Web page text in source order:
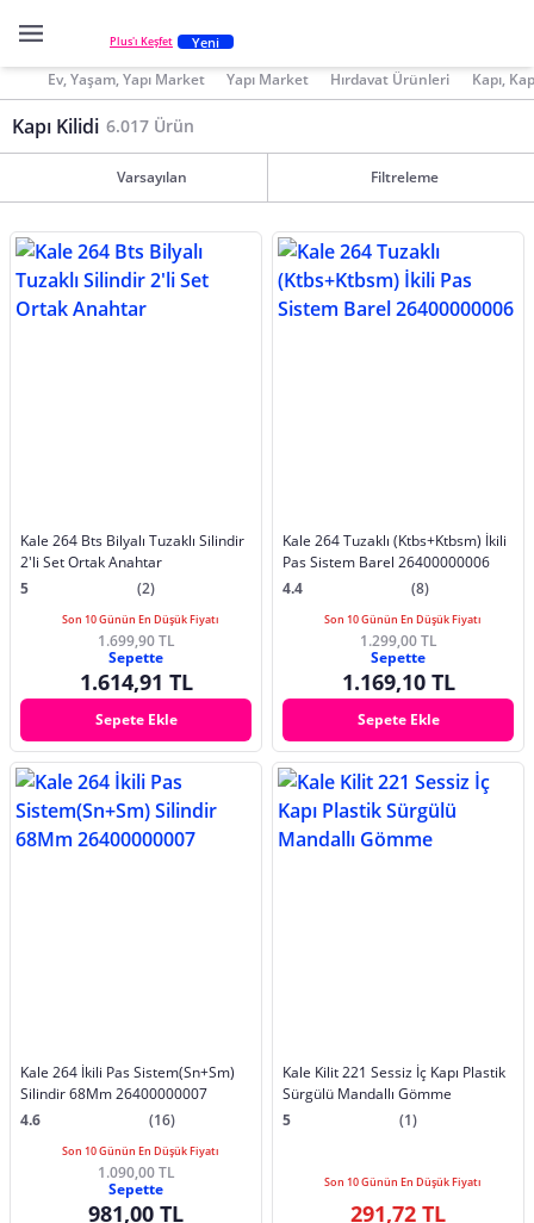
Plus'ı Keşfet Yeni
Ev, Yaşam, Yapı Market Yapı Market Hırdavat Ürünleri Kapı,
Kapı Kilidi 6.017 Ürün
Varsayılan Filtreleme
Kale 264 Bts Bilyalı Tuzaklı Silindir
2'li Set Ortak Anahtar
5
(2)
Son 10 Günün En Düşük Fiyatı
1.699,90 TL
Sepette
1.614,91 TL
Sepete Ekle
Kale 264 Tuzaklı (Ktbs+Ktbsm) İkili
Pas Sistem Barel 26400000006
4.4
(8)
Son 10 Günün En Düşük Fiyatı
1.299,00 TL
Sepette
1.169,10 TL
Sepete Ekle
Kale 264 İkili Pas Sistem(Sn+Sm)
Silindir 68Mm 26400000007
4.6
(16)
Son 10 Günün En Düşük Fiyatı
1.090,00 TL
Sepette
981,00 TL
Kale Kilit 221 Sessiz İç Kapı Plastik
Sürgülü Mandallı Gömme
5
(1)
Son 10 Günün En Düşük Fiyatı
291,72 TL